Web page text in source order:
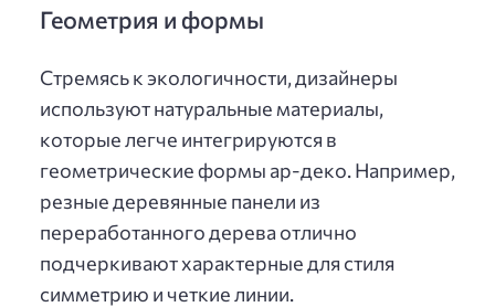
Геометрия и формы
Стремясь к экологичности, дизайнеры
используют натуральные материалы,
которые легче интегрируются в
геометрические формы ар-деко. Например,
резные деревянные панели из
переработанного дерева отлично
подчеркивают характерные для стиля
симметрию и четкие линии.